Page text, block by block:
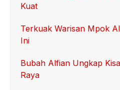
Kuat
Terkuak Warisan Mpok
Ini
Bubah Alfian Ungkap
Raya